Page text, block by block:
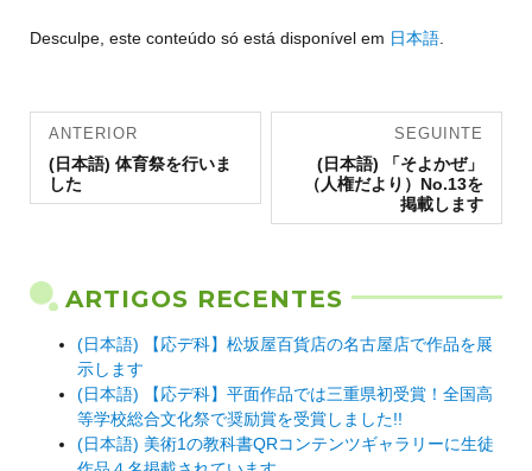
Desculpe, este conteúdo só está disponível em 日本語
Navegação
de artigos
ANTERIOR
Artigo
anterior:
(日本語) 体育祭を行いま
した
SEGUINTE
Artigo
seguinte:
(日本語) 「そよかぜ」
（人権だより）No.13を
掲載します
ARTIGOS RECENTES
(日本語) 【応デ科】松坂屋百貨店の名古屋店で作品を展
示します
(日本語) 【応デ科】平面作品では三重県初受賞！全国高
等学校総合文化祭で奨励賞を受賞しました!!
(日本語) 美術1の教科書QRコンテンツギャラリーに生徒